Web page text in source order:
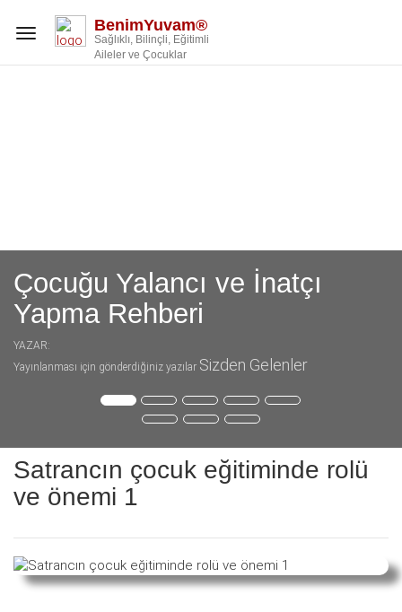
Toggle
BenimYuvam®
Sağlıklı, Bilinçli, Eğitimli
Aileler ve Çocuklar
Çocuğu Yalancı ve İnatçı
Yapma Rehberi
YAZAR:
Yayınlanması için gönderdiğiniz yazılar Sizden Gelenler
Satrancın çocuk eğitiminde rolü
ve önemi 1